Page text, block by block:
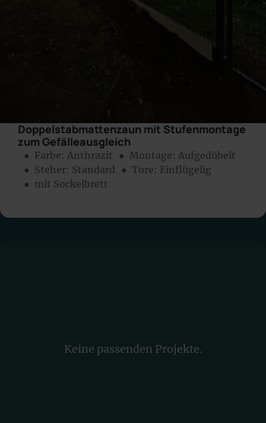
Doppelstabmattenzaun mit Stufenmontage
zum Gefälleausgleich
● Farbe: Anthrazit ● Montage: Aufgedübelt
● Steher: Standard
● Tore: Einflügelig
● mit Sockelbrett
Keine passenden Projekte.